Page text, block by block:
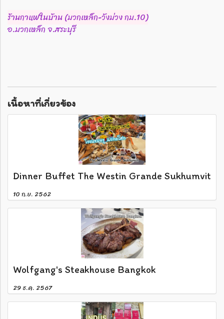
ร้านกาแฟในบ้าน (มวกเหล็ก-วังม่วง กม.10)
อ.มวกเหล็ก จ.สระบุรี
เนื้อหาที่เกี่ยวข้อง
Dinner Buffet The Westin Grande Sukhumvit
10 ก.ย. 2562
Wolfgang's Steakhouse Bangkok
29 ธ.ค. 2567